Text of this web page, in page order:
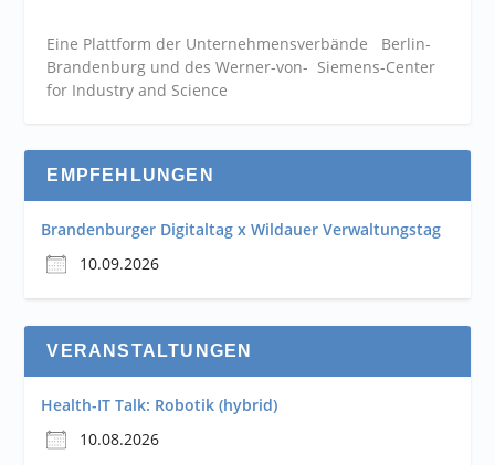
Eine Plattform der Unternehmensverbände Berlin-
Brandenburg und des Werner-von- Siemens-Center
for Industry and Science
EMPFEHLUNGEN
Brandenburger Digitaltag x Wildauer Verwaltungstag
10.09.2026
VERANSTALTUNGEN
Health-IT Talk: Robotik (hybrid)
10.08.2026